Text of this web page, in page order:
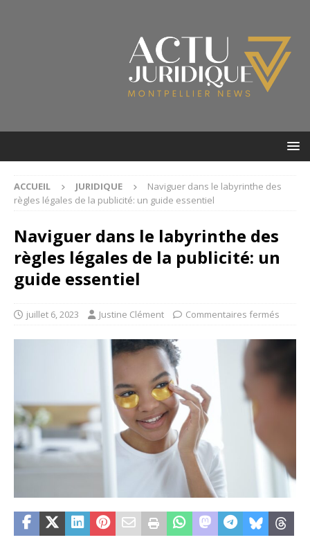
ACCUEIL JURIDIQUE
Naviguer dans le labyrinthe des
règles légales de la publicité: un guide essentiel
Naviguer dans le labyrinthe des
règles légales de la publicité: un
guide essentiel
juillet 6, 2023 Justine Clément Commentaires fermés